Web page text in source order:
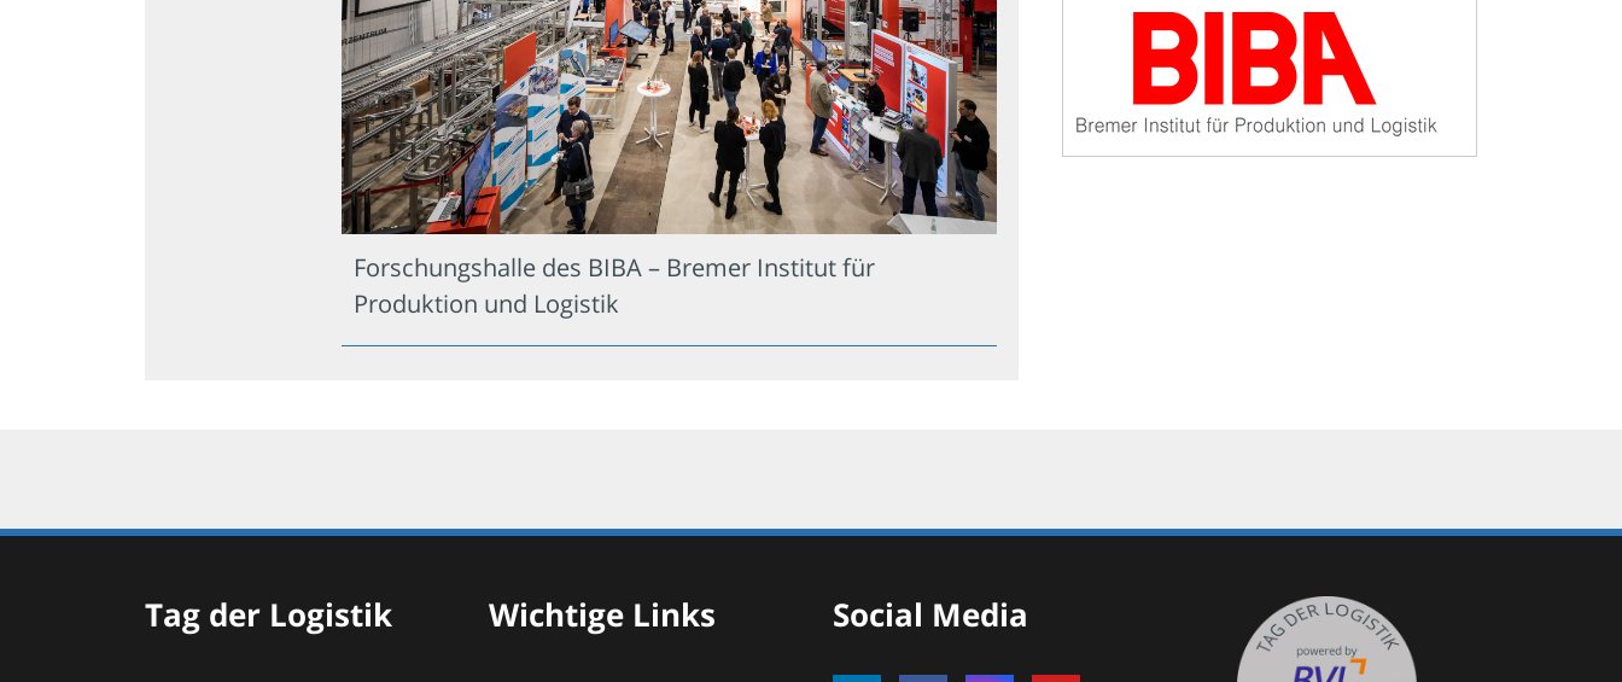
Forschungshalle des BIBA – Bremer Institut für
Produktion und Logistik
Tag der Logistik Wichtige Links Social Media